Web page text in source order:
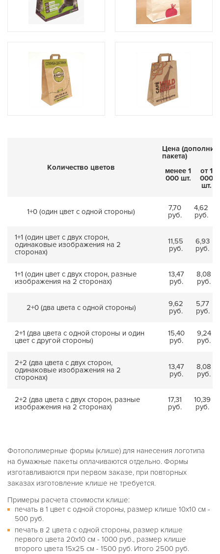
Количество цветов
Цена
пакета)
менее 1
000 шт.
от 1
000
шт.
1+0 (один цвет с одной стороны)
7,70
руб.
4,62
руб.
1+1 (один цвет с двух сторон,
одинаковые изображения на 2
сторонах)
11,55
руб.
6,93
руб.
1+1 (один цвет с двух сторон, разные
изображения на 2 сторонах)
13,47
руб.
8,08
руб.
2+0 (два цвета с одной стороны)
9,62
руб.
5,77
руб.
2+1 (два цвета с одной стороны и один
цвет с другой стороны)
15,40
руб.
9,24
руб.
2+2 (два цвета с двух сторон,
одинаковые изображения на 2
сторонах)
13,47
руб.
8,08
руб.
2+2 (два цвета с двух сторон, разные
изображения на 2 сторонах)
17,31
руб.
10,39
руб.
Фотополимерные формы (клише) для нанесения логотипа
на бумажные пакеты оплачиваются отдельно. Формы
изготавливаются при первом заказе, при повторных
заказах изготовление клише не требуется.
Примеры расчета стоимости клише:
печать в 1 цвет с одной стороны, размер клише 10х10 см -
500 руб.
печать в 2 цвета с одной стороны, размер клише
первого цвета 20х10 см - 1000 руб., размер клише
второго цвета 15х25 см - 1500 руб. Итого 2500 руб.